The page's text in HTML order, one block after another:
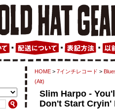
HOME > 7インチレコード >
(Alt)
Slim Harpo -
Don't Start Cryin'